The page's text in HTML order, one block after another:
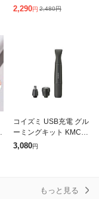
ース 電動 USB充電式
2,290円 2,480円
コイズミ USB充電 グル
ーミングキット KMC-0
751H チャコールグレ
3,080円
もっと見る